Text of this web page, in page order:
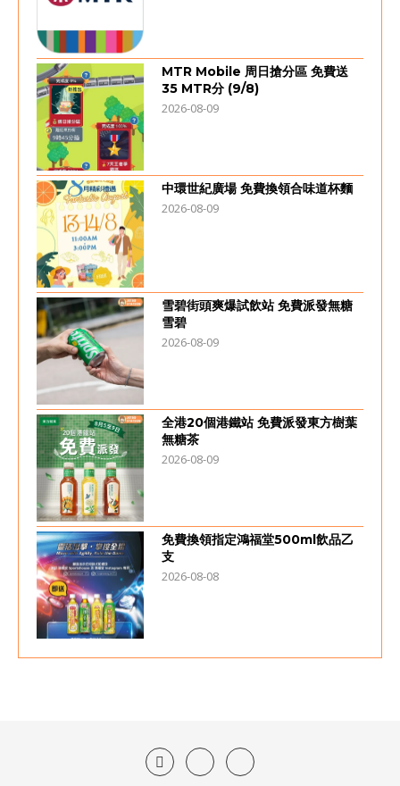
MTR Mobile 周日搶分區 免費送
35 MTR分 (9/8)
2026-08-09
中環世紀廣場 免費換領合味道杯麵
2026-08-09
雪碧街頭爽爆試飲站 免費派發無糖
雪碧
2026-08-09
全港20個港鐵站 免費派發東方樹葉
無糖茶
2026-08-09
免費換領指定鴻福堂500ml飲品乙
支
2026-08-08